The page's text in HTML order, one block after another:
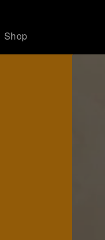
Shop